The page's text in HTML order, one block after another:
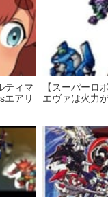
ティマ
エアリ
【スーパーロ
エヴァは火力